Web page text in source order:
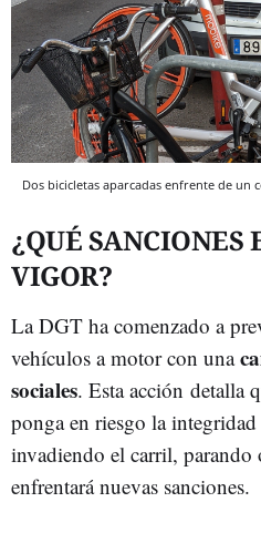
Dos bicicletas aparcadas enfrente de un
¿QUÉ SANCIONES
VIGOR?
La DGT ha comenzado a
vehículos a motor con una
sociales. Esta acción detalla
ponga en riesgo la
invadiendo el carril, parando
enfrentará nuevas sanciones.